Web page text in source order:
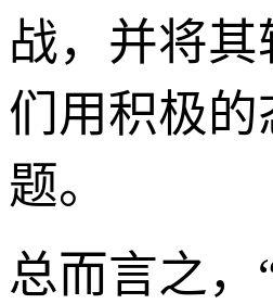
战，并将
们用积极
题。
总而言之